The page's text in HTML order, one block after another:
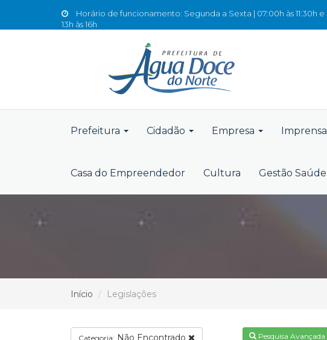
Horário de funcionamento: Segunda a Sexta | 07:00h às 11:30h e
13h às 16h
Prefeitura Cidadão Empresa Imprensa
Casa do Empreendedor Cultura Gestão Saúde
Início Legislações
Categoria: Não Encontrado Pesquisa Avançada